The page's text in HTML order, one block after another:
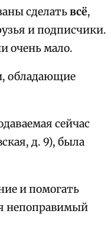
сделатьвсё,
и подписчики.
очень мало.
обладающие
сейчас
д. 9), была
и помогать
непоправимый